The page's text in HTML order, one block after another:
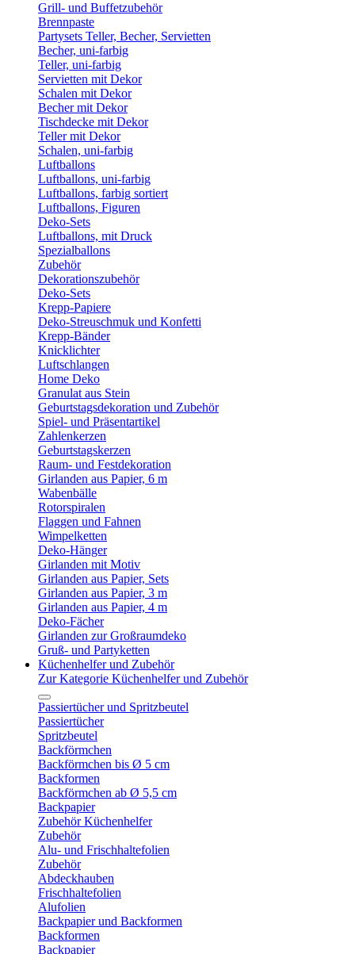
Grill- und Buffetzubehör
Brennpaste
Partysets Teller, Becher, Servietten
Becher, uni-farbig
Teller, uni-farbig
Servietten mit Dekor
Schalen mit Dekor
Becher mit Dekor
Tischdecke mit Dekor
Teller mit Dekor
Schalen, uni-farbig
Luftballons
Luftballons, uni-farbig
Luftballons, farbig sortiert
Luftballons, Figuren
Deko-Sets
Luftballons, mit Druck
Spezialballons
Zubehör
Dekorationszubehör
Deko-Sets
Krepp-Papiere
Deko-Streuschmuk und Konfetti
Krepp-Bänder
Knicklichter
Luftschlangen
Home Deko
Granulat aus Stein
Geburtstagsdekoration und Zubehör
Spiel- und Präsentartikel
Zahlenkerzen
Geburtstagskerzen
Raum- und Festdekoration
Girlanden aus Papier, 6 m
Wabenbälle
Rotorspiralen
Flaggen und Fahnen
Wimpelketten
Deko-Hänger
Girlanden mit Motiv
Girlanden aus Papier, Sets
Girlanden aus Papier, 3 m
Girlanden aus Papier, 4 m
Deko-Fächer
Girlanden zur Großraumdeko
Gruß- und Partyketten
Küchenhelfer und Zubehör
Zur Kategorie Küchenhelfer und Zubehör
Passiertücher und Spritzbeutel
Passiertücher
Spritzbeutel
Backförmchen
Backförmchen bis Ø 5 cm
Backformen
Backförmchen ab Ø 5,5 cm
Backpapier
Zubehör Küchenhelfer
Zubehör
Alu- und Frischhaltefolien
Zubehör
Abdeckhauben
Frischhaltefolien
Alufolien
Backpapier und Backformen
Backformen
Backpapier